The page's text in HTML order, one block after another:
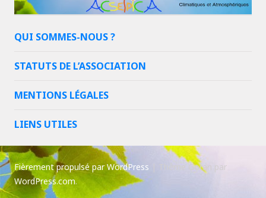
QUI SOMMES-NOUS ?
STATUTS DE L’ASSOCIATION
MENTIONS LÉGALES
LIENS UTILES
Fièrement propulsé par WordPress
Thème Goran par
WordPress.com.